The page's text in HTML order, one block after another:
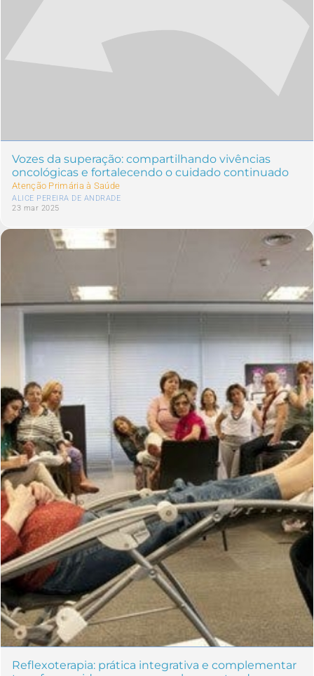
Vozes da superação: compartilhando vivências
oncológicas e fortalecendo o cuidado continuado
Atenção Primária à Saúde
ALICE PEREIRA DE ANDRADE
23 mar 2025
Reflexoterapia: prática integrativa e complementar